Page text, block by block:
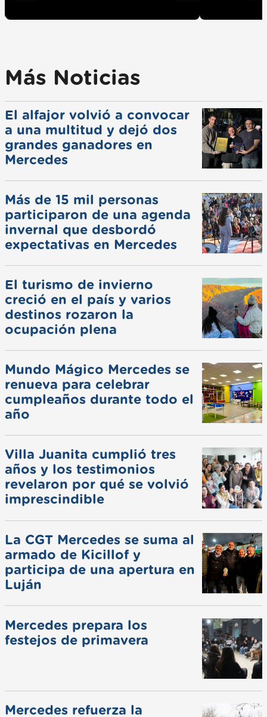
Más Noticias
El alfajor volvió a convocar
a una multitud y dejó dos
grandes ganadores en
Mercedes
Más de 15 mil personas
participaron de una agenda
invernal que desbordó
expectativas en Mercedes
El turismo de invierno
creció en el país y varios
destinos rozaron la
ocupación plena
Mundo Mágico Mercedes se
renueva para celebrar
cumpleaños durante todo el
año
Villa Juanita cumplió tres
años y los testimonios
revelaron por qué se volvió
imprescindible
La CGT Mercedes se suma al
armado de Kicillof y
participa de una apertura en
Luján
Mercedes prepara los
festejos de primavera
Mercedes refuerza la